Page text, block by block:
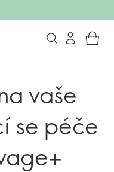
vaše
se péče